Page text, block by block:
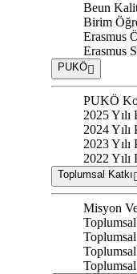
Beun
Birim
Erasmus
Erasmus
PUKÖ
PUKÖ
2025
2024
2023
2022
Toplumsal Katkı
Misyon